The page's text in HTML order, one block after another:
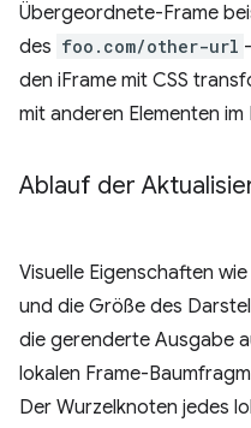
Übergeordnete-Frame
des foo.com/other-url
den iFrame mit CSS
mit anderen Elementen
Ablauf der
Visuelle Eigenschaften
und die Größe des
die gerenderte Ausgabe
lokalen Frame-
Der Wurzelknoten jedes